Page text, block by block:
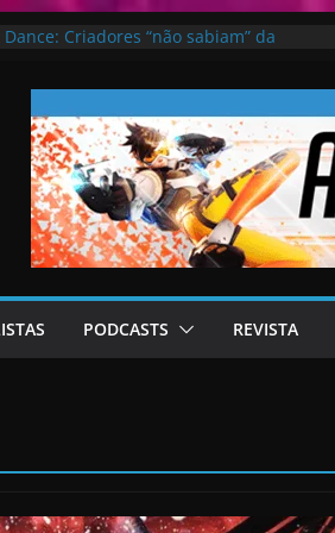
Criadores “não sabiam” da
no Universo de “Bleach”
– Estreias que vale a pena conferir
de San Andreas vai retornar – rumor
PODCASTS REVISTA